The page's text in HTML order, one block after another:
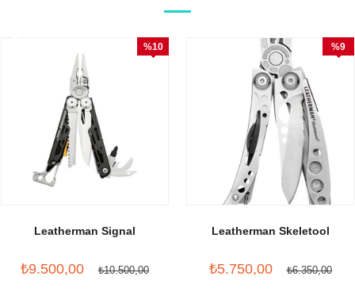
Leatherman Signal
₺9.500,00 ₺10.500,00
%10
Leatherman Skeletool
₺5.750,00 ₺6.350,00
%9